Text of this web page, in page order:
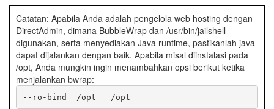
Catatan: Apabila Anda adalah pengelola web hosting dengan
DirectAdmin, dimana BubbleWrap dan /usr/bin/jailshell
digunakan, serta menyediakan Java runtime, pastikanlah java
dapat dijalankan dengan baik. Apabila misal diinstalasi pada
/opt, Anda mungkin ingin menambahkan opsi berikut ketika
menjalankan bwrap: